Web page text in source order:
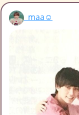
maa☺
フォロー
maa☺のチケッ
maa☺